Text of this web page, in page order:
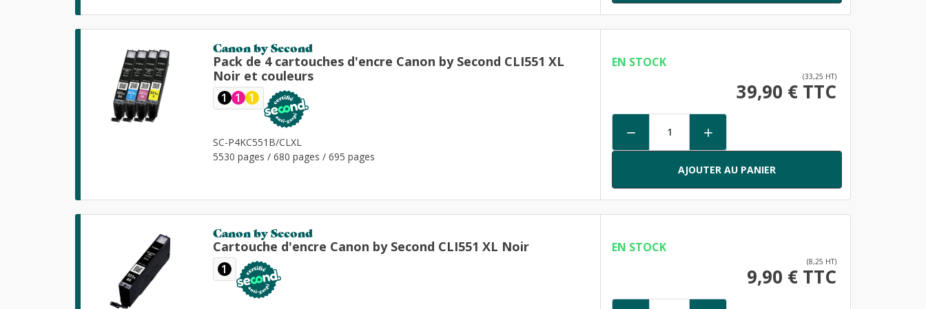
Canon by Second
Pack de 4 cartouches d'encre Canon by Second CLI551 XL
Noir et couleurs
1 1 1
SC-P4KC551B/CLXL
5530 pages / 680 pages / 695 pages
EN STOCK
(33,25 HT)
39,90 € TTC
 
AJOUTER AU PANIER
Canon by Second
Cartouche d'encre Canon by Second CLI551 XL Noir
1
EN STOCK
(8,25 HT)
9,90 € TTC